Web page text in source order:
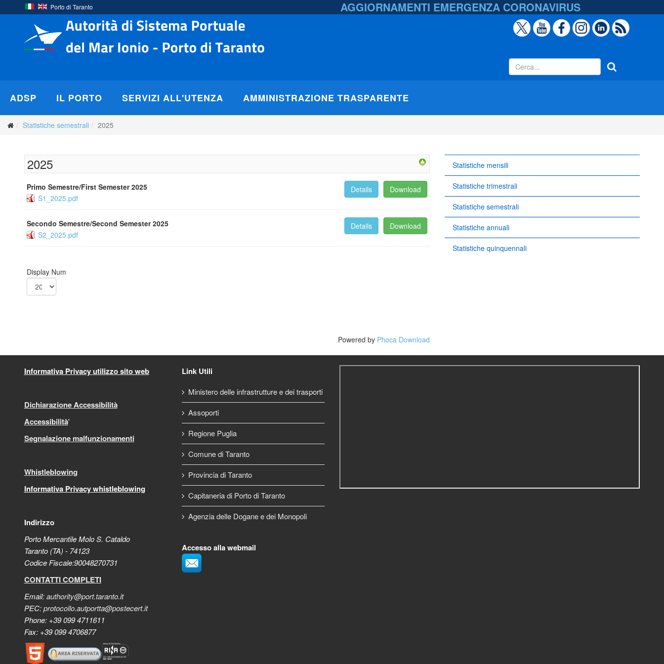
Porto di Taranto AGGIORNAMENTI EMERGENZA CORONAVIRUS
ADSP IL PORTO SERVIZI ALL'UTENZA AMMINISTRAZIONE TRASPARENTE
Statistiche semestrali 2025
2025
Primo Semestre/First Semester 2025
S1_2025.pdf
Download
Details
Secondo Semestre/Second Semester 2025
S2_2025.pdf
Download
Details
Display Num
Powered by Phoca Download
Statistiche mensili
Statistiche trimestrali
Statistiche semestrali
Statistiche annuali
Statistiche quinquennali
Informativa Privacy utilizzo sito web
Dichiarazione Accessibilità
Accessibilità'
Segnalazione malfunzionamenti
Whistleblowing
Informativa Privacy whistleblowing
Indirizzo
Porto Mercantile Molo S. Cataldo
Taranto (TA) - 74123
Codice Fiscale:90048270731
CONTATTI COMPLETI
Email:authority@port.taranto.it
PEC:protocollo.autportta@postecert.it
Phone: +39 099 4711611
Fax: +39 099 4706877
Link Utili
Ministero delle infrastrutture e dei trasporti
Assoporti
Regione Puglia
Comune di Taranto
Provincia di Taranto
Capitaneria di Porto di Taranto
Agenzia delle Dogane e dei Monopoli
Accesso alla webmail